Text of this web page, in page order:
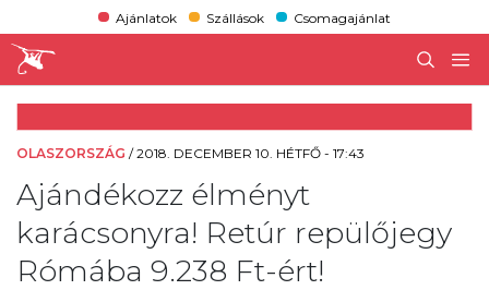
Ajánlatok Szállások Csomagajánlat
OLASZORSZÁG /2018. DECEMBER 10. HÉTFŐ - 17:43
Ajándékozz élményt
karácsonyra! Retúr repülőjegy
Rómába 9.238 Ft-ért!